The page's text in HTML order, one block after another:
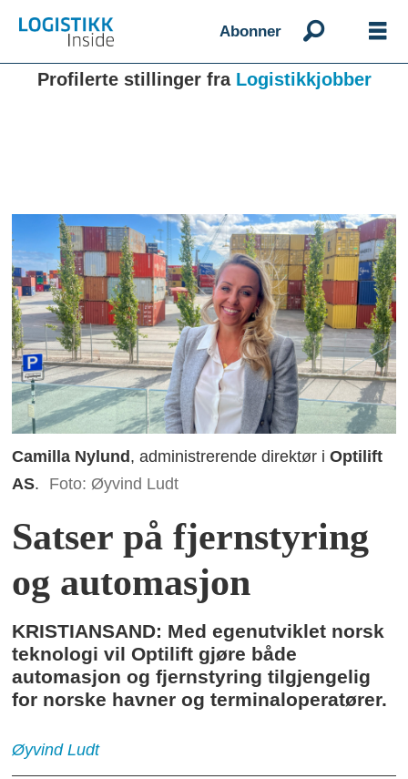
Abonner
Profilerte stillinger fra Logistikkjobber
Camilla Nylund, administrerende direktør iOptilift
AS. Foto: Øyvind Ludt
Satser på fjernstyring
og automasjon
KRISTIANSAND: Med egenutviklet norsk
teknologi vil Optilift gjøre både
automasjon og fjernstyring tilgjengelig
for norske havner og terminaloperatører.
Øyvind Ludt